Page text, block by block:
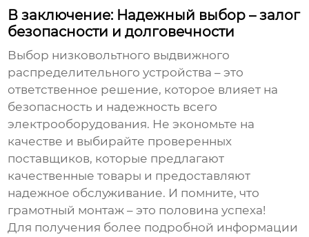
В заключение: Надежный выбор – залог
безопасности и долговечности
Выбор низковольтного выдвижного
распределительного устройства – это
ответственное решение, которое влияет на
безопасность и надежность всего
электрооборудования. Не экономьте на
качестве и выбирайте проверенных
поставщиков, которые предлагают
качественные товары и предоставляют
надежное обслуживание. И помните, что
грамотный монтаж – это половина успеха!
Для получения более подробной информации